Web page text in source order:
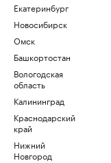
Екатеринбург
Новосибирск
Омск
Башкортостан
Вологодская
область
Калининград
Краснодарский
край
Нижний
Новгород